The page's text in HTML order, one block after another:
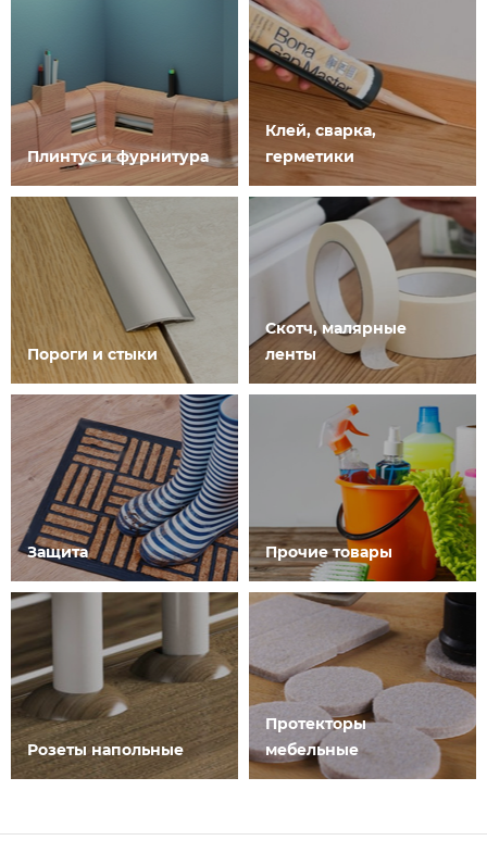
Плинтус и фурнитура
Клей, сварка,
герметики
Пороги и стыки
Скотч, малярные
ленты
Защита Прочие товары
Розеты напольные
Протекторы
мебельные